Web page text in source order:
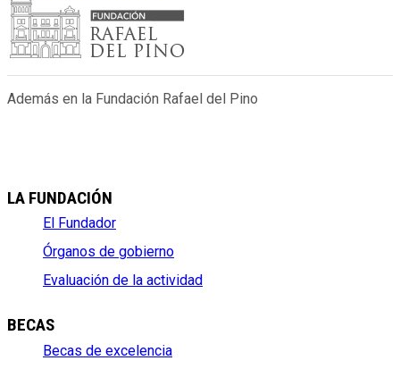
Además en la Fundación Rafael del Pino
LA FUNDACIÓN
El Fundador
Órganos de gobierno
Evaluación de la actividad
BECAS
Becas de excelencia